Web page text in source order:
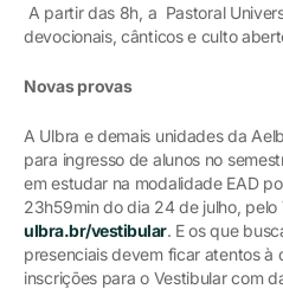
A partir das 8h, a Pastoral
devocionais, cânticos e culto
Novas provas
A Ulbra e demais unidades da
para ingresso de alunos no
em estudar na modalidade EAD
23h59min do dia 24 de julho, pelo
ulbra.br/vestibular. E os que
presenciais devem ficar atentos
inscrições para o Vestibular com